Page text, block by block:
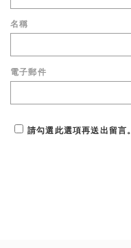
名稱
電子郵件
請勾選此選項再送出留言。